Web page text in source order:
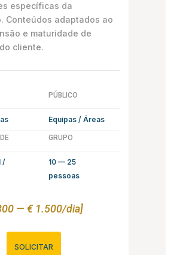
específicas da
Conteúdos adaptados ao
e maturidade de
cliente.
PÚBLICO
Equipas / Áreas
GRUPO
/
10 — 25
pessoas
— € 1.500/dia]
SOLICITAR